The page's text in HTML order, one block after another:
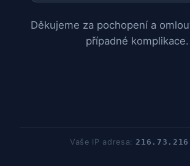
Děkujeme za pochopení a
případné komplikace.
Vaše IP adresa: